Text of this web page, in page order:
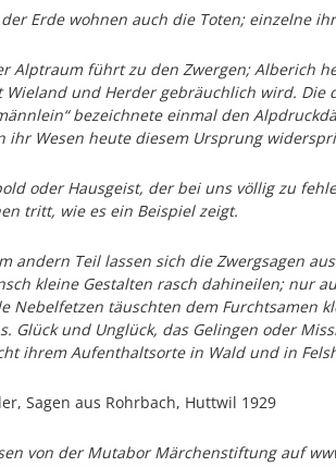
Erde wohnen auch die Toten; einzelne
Alptraum führt zu den Zwergen; Alberich
Wieland und Herder gebräuchlich wird. Die
bezeichnete einmal den
ihr Wesen heute diesem Ursprung
oder Hausgeist, der bei uns völlig zu
tritt, wie es ein Beispiel zeigt.
andern Teil lassen sich die Zwergsagen
kleine Gestalten rasch dahineilen; nur
Nebelfetzen täuschten dem Furchtsamen
Glück und Unglück, das Gelingen oder
ihrem Aufenthaltsorte in Wald und in
Sagen aus Rohrbach, Huttwil 1929
von der Mutabor Märchenstiftung auf